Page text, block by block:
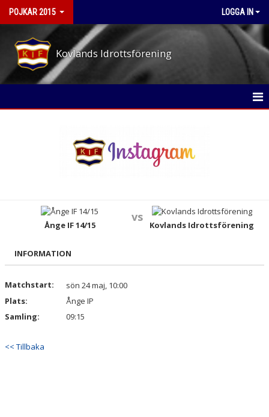
POJKAR 2015 LOGGA IN
Kovlands Idrottsförening
BILDGALLERI
KONTAKT
Ånge IF 14/15
vs
Kovlands Idrottsförening
INFORMATION
Matchstart:
sön 24 maj, 10:00
Plats:
Ånge IP
Samling:
09:15
<< Tillbaka